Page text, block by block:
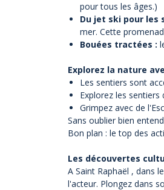
pour tous les âges.)
Du jet ski pour les
mer. Cette
Bouées tractées :
Explorez la nature
Les sentiers sont
Explorez les sentiers
Grimpez avec de
Sans oublier bien
Bon plan : le top des
Les découvertes
A Saint Raphaël , dans
l'acteur. Plongez dans